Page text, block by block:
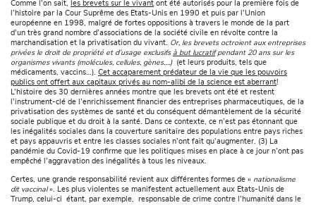
Comme l’on sait, les brevets sur le vivant ont été autorisés pour la première fois de
l’histoire par la Cour Suprême des Etats-Unis en 1990 et puis par l’Union
européenne en 1998, malgré de fortes oppositions à travers le monde de la part
d’un très grand nombre d’associations de la société civile en révolte contre la
marchandisation et la privatisation du vivant. Or, les brevets octroient aux entreprises
privées le droit de propriété et d’usage exclusifs à but lucratifpendant 20 ans sur les
organismes vivants (molécules, cellules, gènes….) (et leurs produits, tels que
médicaments, vaccins…). Cet accaparement prédateur de la vie que les pouvoirs
publics ont offert aux capitaux privés au nom-alibi de la science est aberrant!
L’histoire des 30 dernières années montre que les brevets ont été et restent
l’instrument-clé de l’enrichissement financier des entreprises pharmaceutiques, de la
privatisation des systèmes de santé et du conséquent démantèlement de la sécurité
sociale publique et du droit à la santé. Dans ce contexte, ce n’est pas étonnant que
les inégalités sociales dans la couverture sanitaire des populations entre pays riches
et pays appauvris et entre les classes sociales n’ont fait qu’augmenter. (3) La
pandémie du Covid-19 confirme que les politiques mises en place à ce jour n’ont pas
empêché l’aggravation des inégalités à tous les niveaux.
Certes, une grande responsabilité revient aux différentes formes de « nationalisme
dit vaccinal». Les plus violentes se manifestent actuellement aux Etats-Unis de
Trump, celui-ci étant, par exemple, responsable de crime contre l’humanité dans le